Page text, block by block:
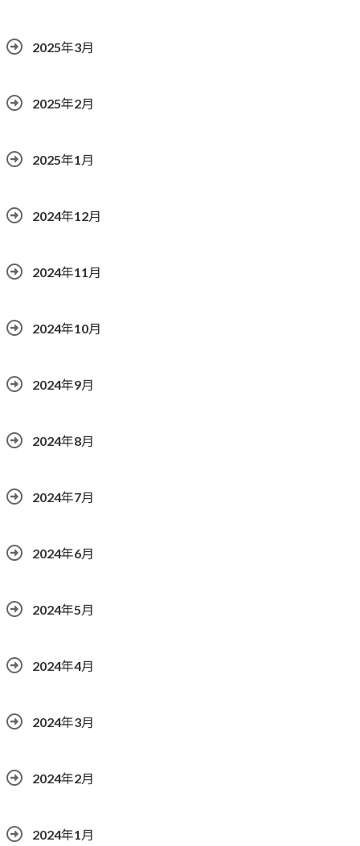
2025年3月
2025年2月
2025年1月
2024年12月
2024年11月
2024年10月
2024年9月
2024年8月
2024年7月
2024年6月
2024年5月
2024年4月
2024年3月
2024年2月
2024年1月